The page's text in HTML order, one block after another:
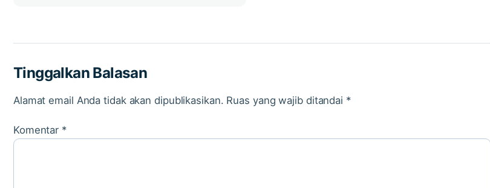
Tinggalkan Balasan
Alamat email Anda tidak akan dipublikasikan. Ruas yang wajib ditandai *
Komentar *